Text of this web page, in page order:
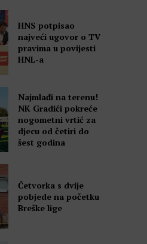
HNS potpisao
najveći ugovor o TV
pravima u povijesti
HNL-a
Najmlađi na terenu!
NK Gradići pokreće
nogometni vrtić za
djecu od četiri do
šest godina
Četvorka s dvije
pobjede na početku
Breške lige